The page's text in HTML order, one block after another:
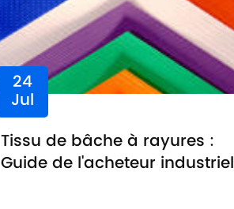
24
Jul
Tissu de bâche à rayures :
Guide de l'acheteur industriel